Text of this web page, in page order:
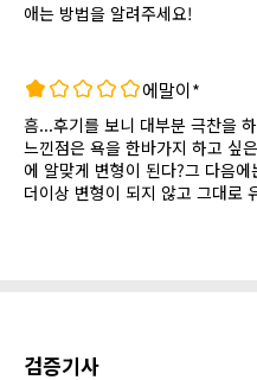
애는 방법을 알려주세요!
에말이*
흠...후기를 보니 대부분 극찬을
느낀점은 욕을 한바가지 하고 싶
에 알맞게 변형이 된다?그 다음
더이상 변형이 되지 않고 그대로
검증기사